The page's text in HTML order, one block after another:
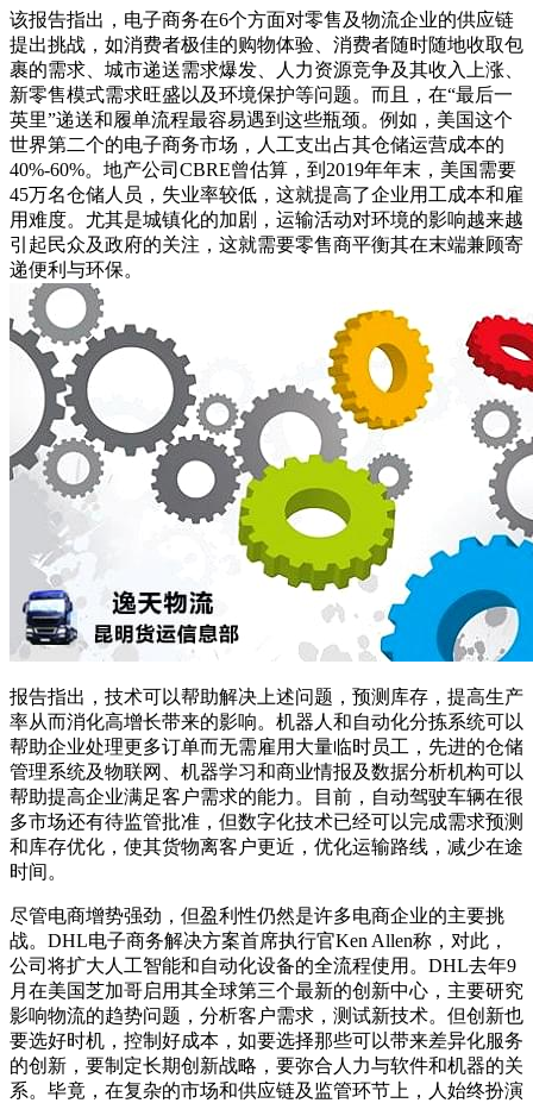
该报告指出，电子商务在6个方面对零售及物流企业的供应链
提出挑战，如消费者极佳的购物体验、消费者随时随地收取包
裹的需求、城市递送需求爆发、人力资源竞争及其收入上涨、
新零售模式需求旺盛以及环境保护等问题。而且，在“最后一
英里”递送和履单流程最容易遇到这些瓶颈。例如，美国这个
世界第二个的电子商务市场，人工支出占其仓储运营成本的
40%-60%。地产公司CBRE曾估算，到2019年年末，美国需要
45万名仓储人员，失业率较低，这就提高了企业用工成本和雇
用难度。尤其是城镇化的加剧，运输活动对环境的影响越来越
引起民众及政府的关注，这就需要零售商平衡其在末端兼顾寄
递便利与环保。
报告指出，技术可以帮助解决上述问题，预测库存，提高生产
率从而消化高增长带来的影响。机器人和自动化分拣系统可以
帮助企业处理更多订单而无需雇用大量临时员工，先进的仓储
管理系统及物联网、机器学习和商业情报及数据分析机构可以
帮助提高企业满足客户需求的能力。目前，自动驾驶车辆在很
多市场还有待监管批准，但数字化技术已经可以完成需求预测
和库存优化，使其货物离客户更近，优化运输路线，减少在途
时间。
尽管电商增势强劲，但盈利性仍然是许多电商企业的主要挑
战。DHL电子商务解决方案首席执行官Ken Allen称，对此，
公司将扩大人工智能和自动化设备的全流程使用。DHL去年9
月在美国芝加哥启用其全球第三个最新的创新中心，主要研究
影响物流的趋势问题，分析客户需求，测试新技术。但创新也
要选好时机，控制好成本，如要选择那些可以带来差异化服务
的创新，要制定长期创新战略，要弥合人力与软件和机器的关
系。毕竟，在复杂的市场和供应链及监管环节上，人始终扮演